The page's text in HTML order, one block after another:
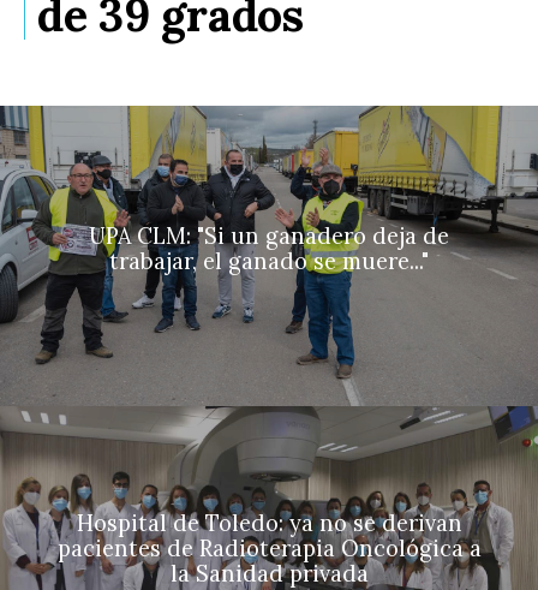
de 39 grados
UPA CLM: "Si un ganadero deja de
trabajar, el ganado se muere..."
Hospital de Toledo: ya no se derivan
pacientes de Radioterapia Oncológica a
la Sanidad privada